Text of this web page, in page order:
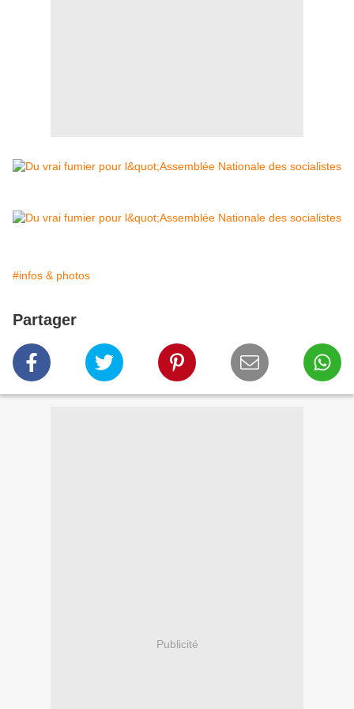
#infos & photos
Partager
Publicité